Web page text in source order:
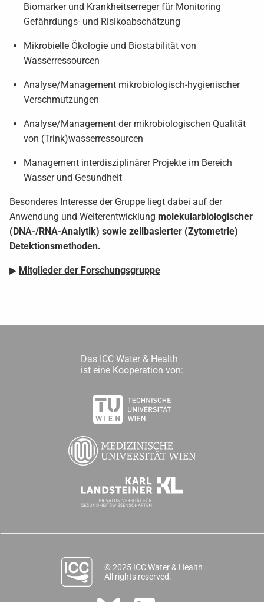
Biomarker und Krankheitserreger für Monitoring
Gefährdungs- und Risikoabschätzung
Mikrobielle Ökologie und Biostabilität von
Wasserressourcen
Analyse/Management mikrobiologisch-hygienischer
Verschmutzungen
Analyse/Management der mikrobiologischen Qualität
von (Trink)wasserressourcen
Management interdisziplinärer Projekte im Bereich
Wasser und Gesundheit
Besonderes Interesse der Gruppe liegt dabei auf der
Anwendung und Weiterentwicklung molekularbiologischer
(DNA-/RNA-Analytik) sowie zellbasierter (Zytometrie)
Detektionsmethoden.
▶ Mitglieder der Forschungsgruppe
Das ICC Water & Health
ist eine Kooperation von:
© 2025 ICC Water & Health
All rights reserved.